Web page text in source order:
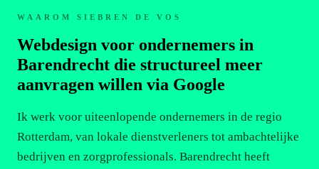
WAAROM SIEBREN DE VOS
Webdesign voor ondernemers in
Barendrecht die structureel meer
aanvragen willen via Google
Ik werk voor uiteenlopende ondernemers in de regio
Rotterdam, van lokale dienstverleners tot ambachtelijke
bedrijven en zorgprofessionals. Barendrecht heeft